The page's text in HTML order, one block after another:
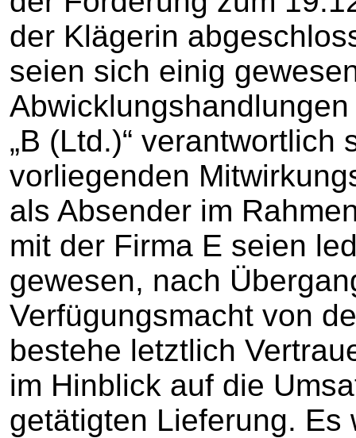
der Klägerin
seien sich einig
„B (Ltd.)“ verantwortlich
vorliegenden
als Absender im
mit der Firma E seien
gewesen, nach
Verfügungsmacht von
bestehe letztlich
im Hinblick auf die
getätigten Lieferung. Es